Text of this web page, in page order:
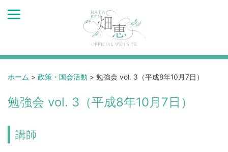
ホーム > 政策・国会活動 > 勉強会 vol. 3（平成8年10月7日）
勉強会 vol. 3（平成8年10月7日）
講師